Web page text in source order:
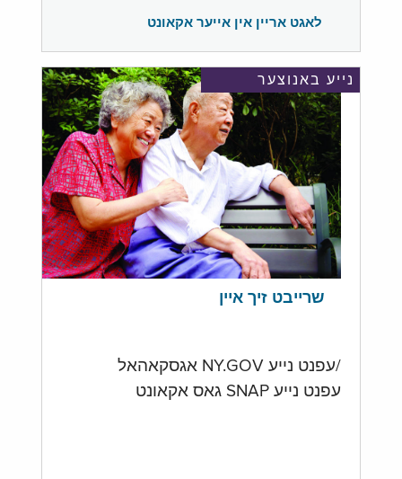
לאגט אריין אין אייער אקאונט
נייע באנוצער
שרייבט זיך איין
/עפנט נייע NY.GOV אגסקאהאל
עפנט נייע SNAP גאס אקאונט